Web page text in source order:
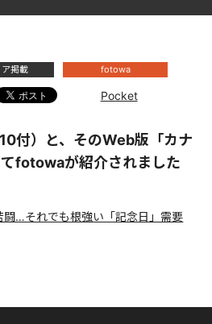
ア掲載 fotowa
Pocket
付）と、そのWeb版「カナ
fotowaが紹介されました
闘…それでも根強い「記念日」需要